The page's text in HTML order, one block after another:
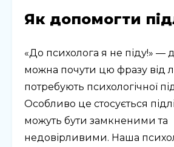
Як допомогти
«До психолога я не піду!» —
можна почути цю фразу від
потребують психологічної
Особливо це стосується
можуть бути замкненими та
недовірливими. Наша